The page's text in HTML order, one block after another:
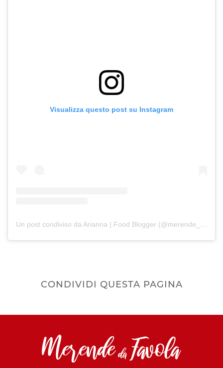
Visualizza questo post su Instagram
Un post condiviso da Arianna | Food Blogger (@merende_da_favola)
CONDIVIDI QUESTA PAGINA